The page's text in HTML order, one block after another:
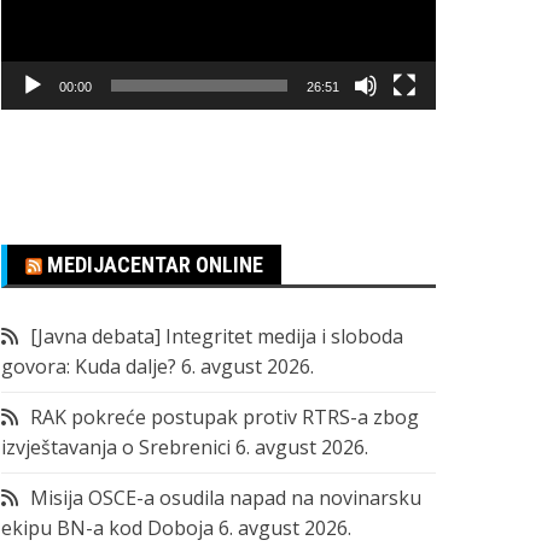
00:00 26:51
MEDIJACENTAR ONLINE
[Javna debata] Integritet medija i sloboda
govora: Kuda dalje? 6. avgust 2026.
RAK pokreće postupak protiv RTRS-a zbog
izvještavanja o Srebrenici 6. avgust 2026.
Misija OSCE-a osudila napad na novinarsku
ekipu BN-a kod Doboja 6. avgust 2026.